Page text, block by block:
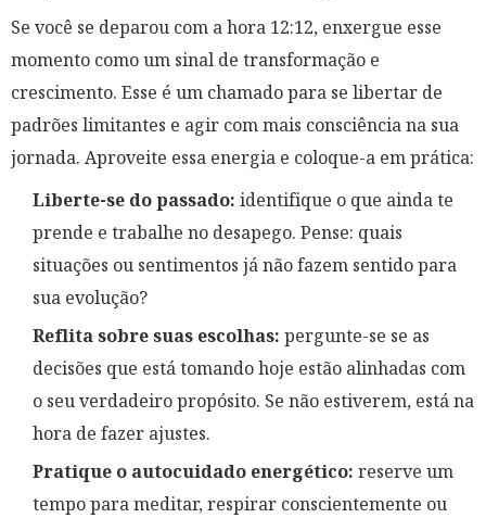
Se você se deparou com a hora 12:12, enxergue esse
momento como um sinal de transformação e
crescimento. Esse é um chamado para se libertar de
padrões limitantes e agir com mais consciência na sua
jornada. Aproveite essa energia e coloque-a em prática:
Liberte-se do passado: identifique o que ainda te
prende e trabalhe no desapego. Pense: quais
situações ou sentimentos já não fazem sentido para
sua evolução?
Reflita sobre suas escolhas: pergunte-se se as
decisões que está tomando hoje estão alinhadas com
o seu verdadeiro propósito. Se não estiverem, está na
hora de fazer ajustes.
Pratique o autocuidado energético: reserve um
tempo para meditar, respirar conscientemente ou